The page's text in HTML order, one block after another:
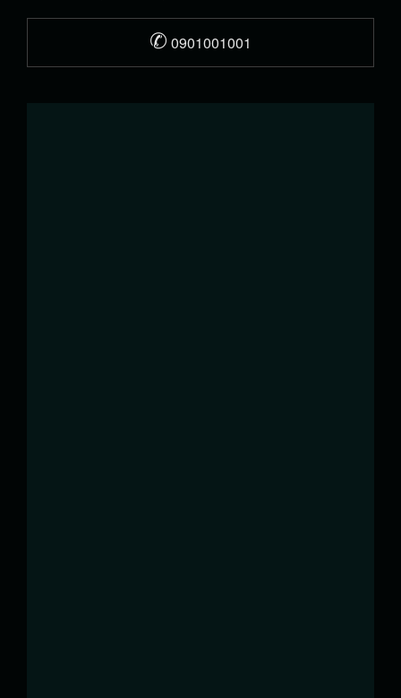
✆ 0901001001